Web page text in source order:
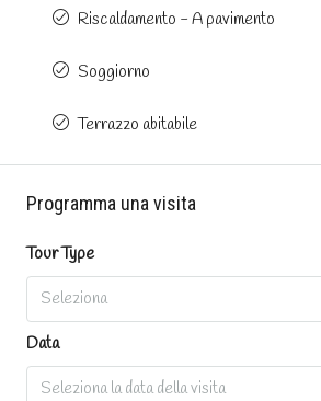
Riscaldamento - A pavimento
Soggiorno
Terrazzo abitabile
Programma una visita
Tour Type
Seleziona
Data
Seleziona la data della visita